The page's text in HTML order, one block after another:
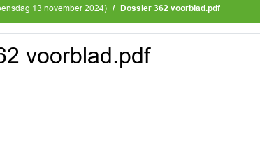
13 november 2024) Dossier 362 voorblad.pdf
voorblad.pdf